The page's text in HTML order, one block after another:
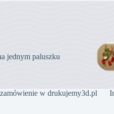
jednym paluszku
w drukujemy3d.pl